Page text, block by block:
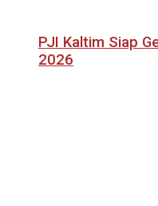
PJI Kaltim Siap
2026